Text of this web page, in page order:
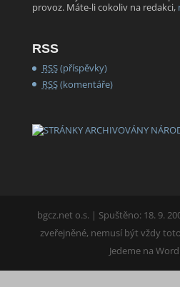
provoz. Máte-li cokoliv na redakci,
RSS
RSS(příspěvky)
RSS(komentáře)
bgcz.net o.s. | Spuštěno: 18. 9.
zveřejněné, nemusí být vždy
Jedeme na